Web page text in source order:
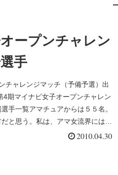
ープンチャレン
手
チャレンジマッチ（予備予選）出
期マイナビ女子オープンチャレン
手一覧アマチュアからは５５名。
と思う。私は、アマ女流界には詳
2010.04.30